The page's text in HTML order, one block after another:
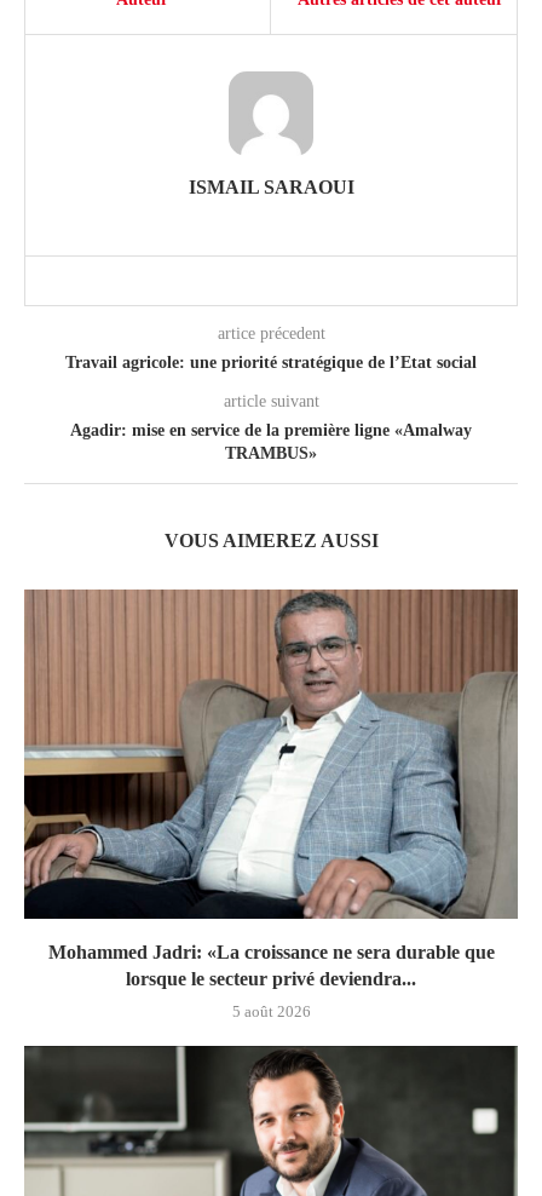
ISMAIL SARAOUI
artice précedent
Travail agricole: une priorité stratégique de l’Etat social
article suivant
Agadir: mise en service de la première ligne «Amalway
TRAMBUS»
VOUS AIMEREZ AUSSI
Mohammed Jadri: «La croissance ne sera durable que
lorsque le secteur privé deviendra...
5 août 2026